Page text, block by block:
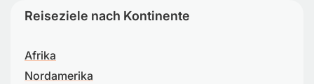
Reiseziele nach Kontinente
Afrika
Nordamerika